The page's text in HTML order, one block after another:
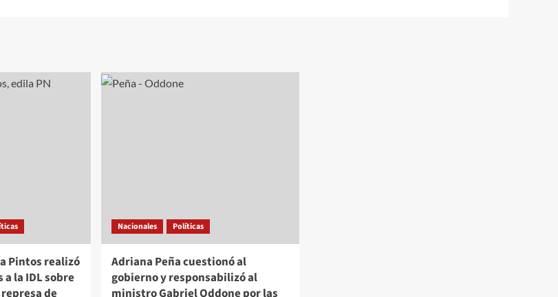
Pintos realizó
la IDL sobre
Nacionales Políticas
Adriana Peña cuestionó al
gobierno y responsabilizó al